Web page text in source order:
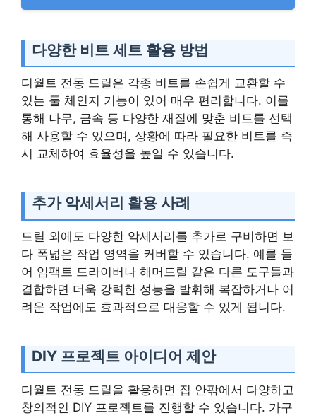
다양한 비트 세트 활용 방법
디월트 전동 드릴은 각종 비트를 손쉽게 교환할 수
있는 툴 체인지 기능이 있어 매우 편리합니다. 이를
통해 나무, 금속 등 다양한 재질에 맞춘 비트를 선택
해 사용할 수 있으며, 상황에 따라 필요한 비트를 즉
시 교체하여 효율성을 높일 수 있습니다.
추가 악세서리 활용 사례
드릴 외에도 다양한 악세서리를 추가로 구비하면 보
다 폭넓은 작업 영역을 커버할 수 있습니다. 예를 들
어 임팩트 드라이버나 해머드릴 같은 다른 도구들과
결합하면 더욱 강력한 성능을 발휘해 복잡하거나 어
려운 작업에도 효과적으로 대응할 수 있게 됩니다.
DIY 프로젝트 아이디어 제안
디월트 전동 드릴을 활용하면 집 안팎에서 다양하고
창의적인 DIY 프로젝트를 진행할 수 있습니다. 가구